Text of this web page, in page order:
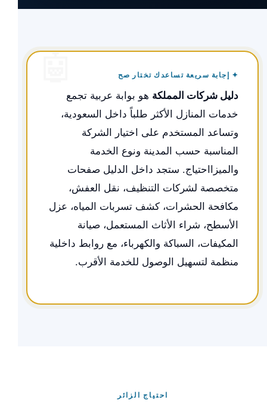
✦ إجابة سريعة تساعدك تختار صح
دليل شركات المملكة هو بوابة عربية تجمع
خدمات المنازل الأكثر طلباً داخل السعودية،
وتساعد المستخدم على اختيار الشركة
المناسبة حسب المدينة ونوع الخدمة
والميزااحتياج. ستجد داخل الدليل صفحات
متخصصة لشركات التنظيف، نقل العفش،
مكافحة الحشرات، كشف تسربات المياه، عزل
الأسطح، شراء الأثاث المستعمل، صيانة
المكيفات، السباكة والكهرباء، مع روابط داخلية
منظمة لتسهيل الوصول للخدمة الأقرب.
احتياج الزائر